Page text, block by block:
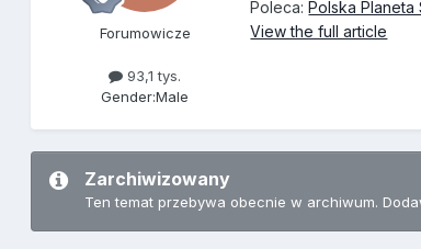
Forumowicze
93,1 tys.
Gender:Male
Poleca:Polska Planeta
View the full article
Zarchiwizowany
Ten temat przebywa obecnie w archiwum.